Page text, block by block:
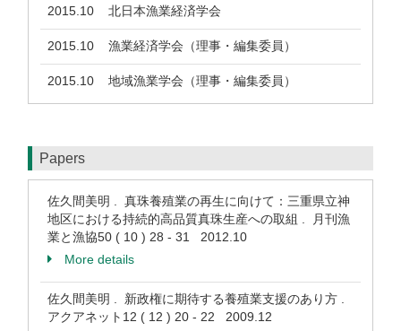
2015.10 北日本漁業経済学会
2015.10 漁業経済学会（理事・編集委員）
2015.10 地域漁業学会（理事・編集委員）
Papers
佐久間美明 . 真珠養殖業の再生に向けて：三重県立神
地区における持続的高品質真珠生産への取組 . 月刊漁
業と漁協50 ( 10 ) 28 - 31 2012.10
More details
佐久間美明 . 新政権に期待する養殖業支援のあり方 .
アクアネット12 ( 12 ) 20 - 22 2009.12